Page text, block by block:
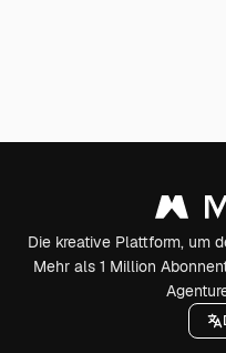
Die kreative Plattform, um
Mehr als 1 Million